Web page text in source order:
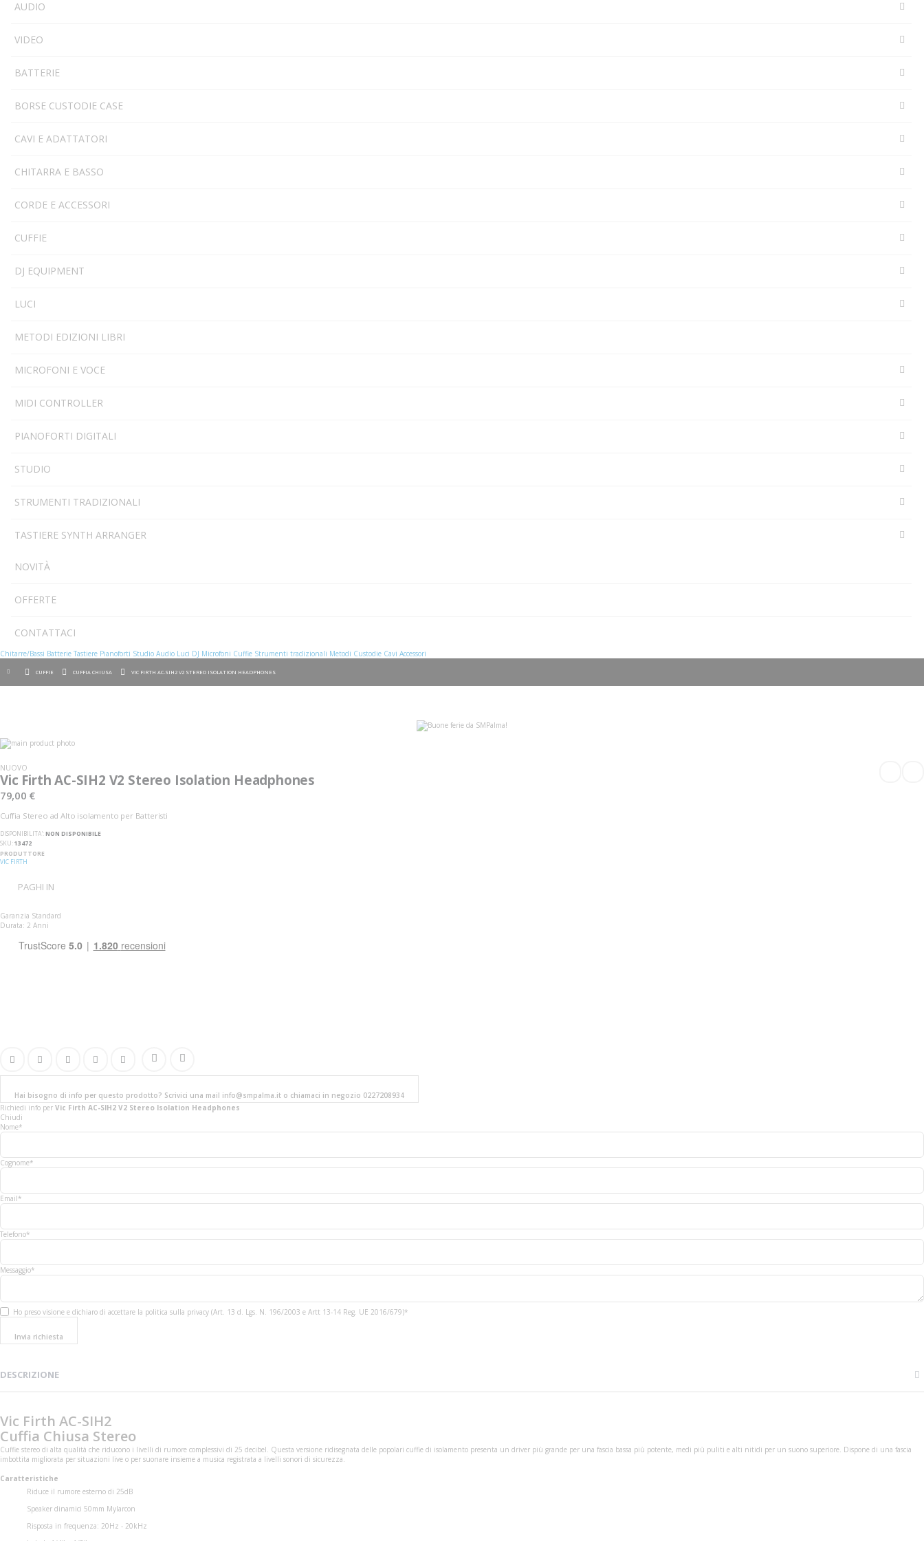
AUDIO
VIDEO
BATTERIE
BORSE CUSTODIE CASE
CAVI E ADATTATORI
CHITARRA E BASSO
CORDE E ACCESSORI
CUFFIE
DJ EQUIPMENT
LUCI
METODI EDIZIONI LIBRI
MICROFONI E VOCE
MIDI CONTROLLER
PIANOFORTI DIGITALI
STUDIO
STRUMENTI TRADIZIONALI
TASTIERE SYNTH ARRANGER
NOVITÀ
OFFERTE
CONTATTACI
Chitarre/Bassi Batterie Tastiere Pianoforti Studio Audio Luci DJ Microfoni Cuffie Strumenti tradizionali Metodi Custodie Cavi Accessori
CUFFIE CUFFIA CHIUSA VIC FIRTH AC-SIH2 V2 STEREO ISOLATION HEADPHONES
Vai
alla
della
galleria
di
immagini
all'inizio
della
galleria
di
immagini
NUOVO
Vic Firth AC-SIH2 V2 Stereo Isolation Headphones
79,00 €
Cuffia Stereo ad Alto isolamento per Batteristi
DISPONIBILITA':NON DISPONIBILE
SKU 13472
PRODUTTORE
VIC FIRTH
PAGHI IN
Garanzia Standard
Durata: 2 Anni
Hai bisogno di info per questo prodotto? Scrivici una mail info@smpalma.it o chiamaci in negozio 0227208934
Richiedi info per Vic Firth AC-SIH2 V2 Stereo Isolation Headphones
Chiudi
Nome*
Cognome*
Email*
Telefono*
Messaggio*
Ho preso visione e dichiaro di accettare la politica sulla privacy (Art. 13 d. Lgs. N. 196/2003 e Artt 13-14 Reg. UE 2016/679)*
Invia richiesta
DESCRIZIONE
Vic Firth AC-SIH2
Cuffia Chiusa Stereo
Cuffie stereo di alta qualità che riducono i livelli di rumore complessivi di 25 decibel. Questa versione ridisegnata delle popolari cuffie di isolamento presenta un driver più grande per una fascia bassa più potente, medi più puliti e alti nitidi per un suono superiore. Dispone di una fascia
imbottita migliorata per situazioni live o per suonare insieme a musica registrata a livelli sonori di sicurezza.
Caratteristiche
Riduce il rumore esterno di 25dB
Speaker dinamici 50mm Mylarcon
Risposta in frequenza: 20Hz - 20kHz